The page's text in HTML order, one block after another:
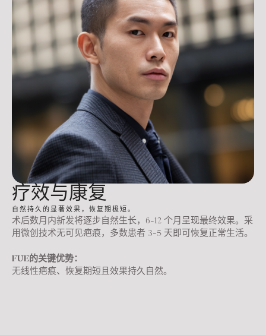
疗效与康复
自然持久的显著效果，恢复期极短。
术后数月内新发将逐步自然生长，6-12 个月呈现最终效果‌。采
用微创技术无可见疤痕，多数患者 3-5 天即可恢复正常生活‌。
FUE的关键优势：
无线性疤痕、恢复期短且效果持久自然‌。